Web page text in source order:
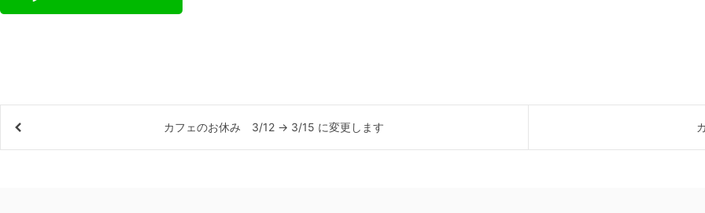
カフェのお休み 3/12 → 3/15 に変更します